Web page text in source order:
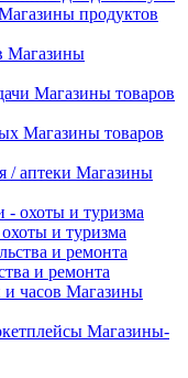
продуктов
Магазины
Магазины товаров
Магазины товаров
Магазины
и туризма
и ремонта
Магазины
Магазины-